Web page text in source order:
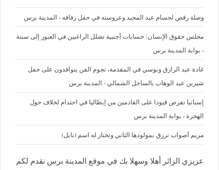
وصلة رقص لحسام عبد المجيد وعروسته في حفل زفافه - المدينة برس
مجلس حقوق الإنسان: حسابات أجنبية تضلل الراغبين في العبور إلى سبتة
- بوابة المدينة برس
غادة عبد الرازق وبوسي في المقدمة، نجوم الفن يتوافدون على حفل
شيرين عبد الوهاب بالساحل الشمالي - المدينة برس
إسبانيا تفرض قيودا على القادمين من إيطاليا في احتدام لخلاف حول
الهجرة - بوابة المدينة برس
مريم أصواب ترزق بمولودها الثاني وتختار له اسم (نايل)
عزيزي الزائر أهلا وسهلا بك في موقع المدينة برس نقدم لكم